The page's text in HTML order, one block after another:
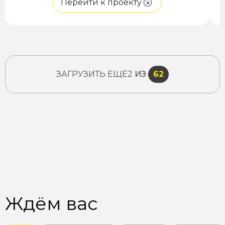
Перейти к проекту
ЗАГРУЗИТЬ ЕЩЁ2 ИЗ 62
Ждём вас